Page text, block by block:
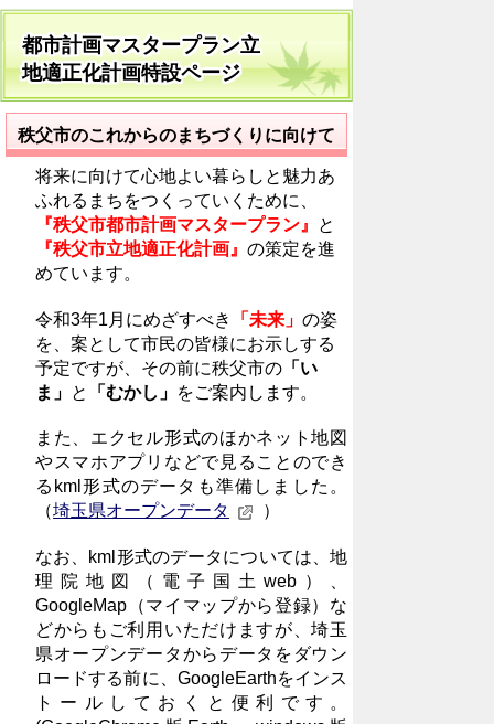
都市計画マスタープラン立
地適正化計画特設ページ
秩父市のこれからのまちづくりに向けて
将来に向けて心地よい暮らしと魅力あ
ふれるまちをつくっていくために、
『秩父市都市計画マスタープラン』
と
『秩父市立地適正化計画』の策定を進
めています。
令和3年1月にめざすべき 「未来」の姿
を、案として市民の皆様にお示しする
予定ですが、その前に秩父市の 「い
ま」 と 「むかし」 をご案内します。
また、エクセル形式のほかネット地図
やスマホアプリなどで見ることのでき
るkml形式のデータも準備しました。
（埼玉県オープンデータ ）
なお、kml形式のデータについては、地
理院地図（電子国土web）、
GoogleMap（マイマップから登録）な
どからもご利用いただけますが、埼玉
県オープンデータからデータをダウン
ロードする前に、GoogleEarthをインス
トールしておくと便利です。